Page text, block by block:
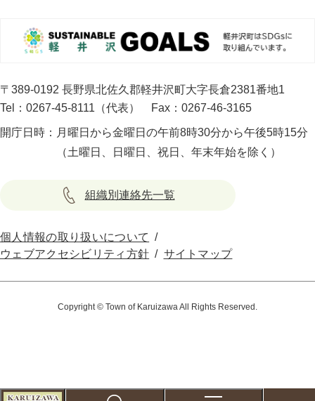
〒389-0192 長野県北佐久郡軽井沢町大字長倉2381番地1
Tel：0267-45-8111（代表）
Fax：0267-46-3165
開庁日時： 月曜日から金曜日の午前8時30分から午後5時15分
（土曜日、日曜日、祝日、年末年始を除く）
組織別連絡先一覧
個人情報の取り扱いについて
ウェブアクセシビリティ方針
サイトマップ
Copyright © Town of Karuizawa All Rights Reserved.